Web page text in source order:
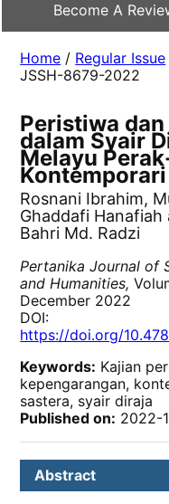
Become A
Home / Regular Issue
JSSH-8679-2022
Peristiwa
dalam Syair
Melayu
Kontemporari
Rosnani Ibrahim,
Ghaddafi Hanafiah
Bahri Md. Radzi
Pertanika Journal of
and Humanities,
December 2022
DOI:
https://doi.org/
Keywords: Kajian
kepengarangan,
sastera, syair diraja
Published on: 2022-
Abstract